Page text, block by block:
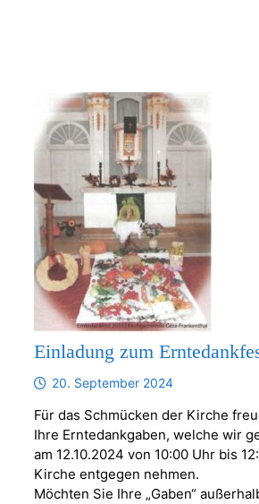
Einladung zum
20. September 2024
Für das Schmücken der Kirche
Ihre Erntedankgaben, welche wir
am 12.10.2024 von 10:00 Uhr bis
Kirche entgegen nehmen.
Möchten Sie Ihre „Gaben“